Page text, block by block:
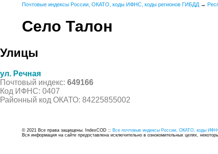
Почтовые индексы России, ОКАТО, коды ИФНС, коды регионов ГИБДД →
Село Талон
Улицы
ул. Речная
Почтовый индекс: 649166
Код ИФНС: 0407
Районный код ОКАТО: 84225855002
© 2021 Все права защищены. IndexCOD :: Все почтовые индексы России, ОКАТО, коды
Вся информация на сайте предоставлена исключительно в ознокомительных целях,